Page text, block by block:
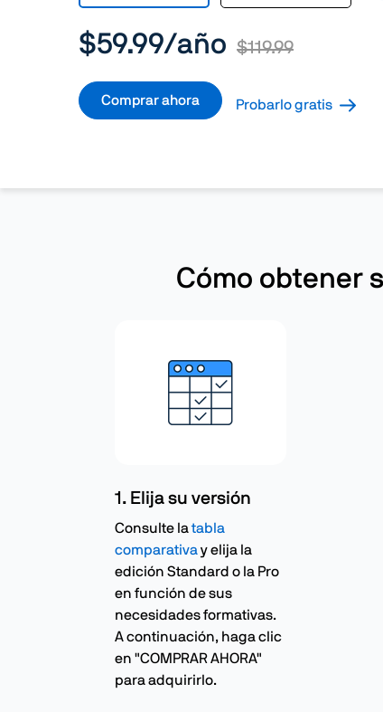
$59.99/año $119.99
Comprar ahora Probarlo gratis
Cómo obtener
1. Elija su versión
Consulte latabla
comparativay elija la
edición Standard o la Pro
en función de sus
necesidades formativas.
A continuación, haga clic
en "COMPRAR AHORA"
para adquirirlo.